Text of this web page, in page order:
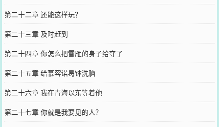
第二十二章 还能这样玩？
第二十三章 及时赶到
第二十四章 你怎么把雪雁的身子给夺了
第二十五章 给慕容诺曷钵洗脑
第二十六章 我在青海以东等着他
第二十七章 你就是我要见的人？